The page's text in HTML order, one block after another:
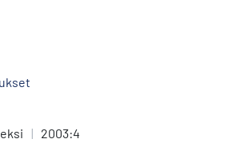
| 2003:4